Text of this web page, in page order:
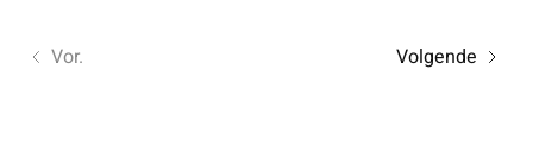
Vor. Volgende